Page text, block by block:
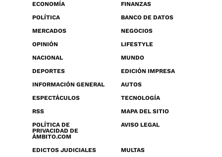
ECONOMÍA
FINANZAS
POLÍTICA
BANCO DE DATOS
MERCADOS
NEGOCIOS
OPINIÓN
LIFESTYLE
NACIONAL
MUNDO
DEPORTES
EDICIÓN IMPRESA
INFORMACIÓN GENERAL
AUTOS
ESPECTÁCULOS
TECNOLOGÍA
RSS
MAPA DEL SITIO
POLÍTICA DE
PRIVACIDAD DE
ÁMBITO.COM
AVISO LEGAL
EDICTOS JUDICIALES
MULTAS